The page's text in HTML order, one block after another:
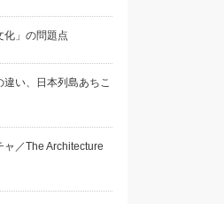
化」の問題点
い、日本列島あちこ
ャ／The Architecture